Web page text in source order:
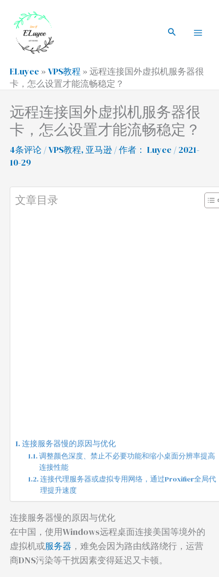
搜
ELuyee » VPS教程 » 远程连接国外虚拟机服务器很
卡，怎么设置才能流畅稳定？
远程连接国外虚拟机服务器很
卡，怎么设置才能流畅稳定？
4条评论 /VPS教程, 亚马逊 / 作者： Luyee / 2021-
10-29
文章目录
连接服务器慢的原因与优化
调整颜色深度、禁止不必要功能和缩小桌面分辨率提高
连接性能
连接代理服务器或虚拟专用网络，通过Proxifier全局代
理提升速度
连接服务器慢的原因与优化
在中国，使用Windows远程桌面连接美国等境外的
虚拟机或服务器 ，难免会因为路由线路绕行，运营
商DNS污染等干扰因素变得延迟又卡顿。
索